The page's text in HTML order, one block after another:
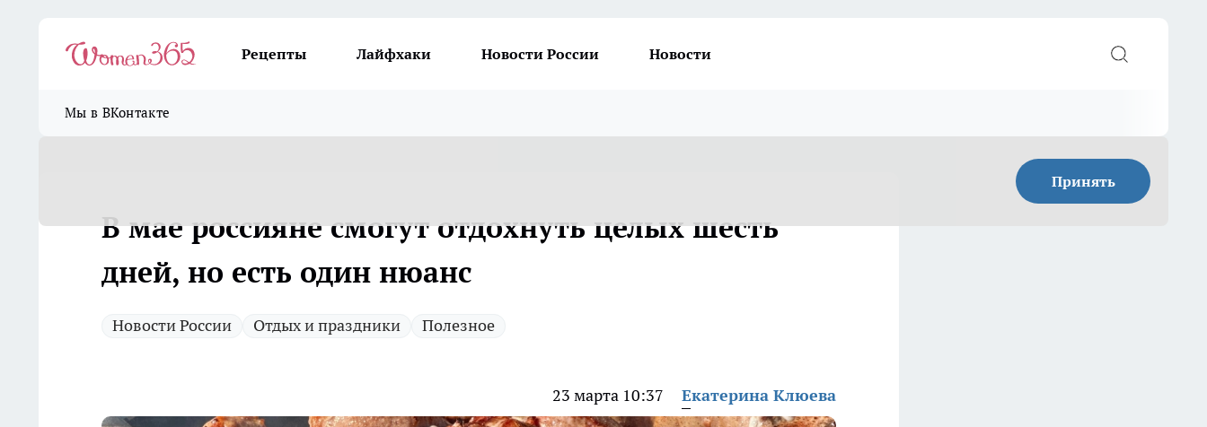
Рецепты Лайфхаки Новости России Новости
Мы в ВКонтакте
Принять
В мае россияне смогут отдохнуть целых шесть
дней, но есть один нюанс
Новости России Отдых и праздники Полезное
23 марта 10:37 Екатерина Клюева